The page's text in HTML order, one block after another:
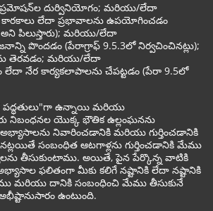
దుర్వినియోగం; మరియు/లేదా
లేదా ప్రభావాలను ఉపయోగించడం
పిలుస్తారు); మరియు/లేదా
పొందడం (పేరాగ్రాఫ్ 9.5.3లో నిర్వచించినట్లు);
తెరవడం; మరియు/లేదా
నేర కార్యకలాపాలను చేపట్టడం (పేరా 9.5లో
పద్ధతులు"గా ఉన్నాయి మరియు
నిబంధనల యొక్క భౌతిక ఉల్లంఘనను
అభ్యాసాలను నివారించడానికి మరియు గుర్తించడానికి
సంబంధిత ఆటగాళ్లను గుర్తించడానికి మేము
తీసుకుంటాము. అయితే, పైన పేర్కొన్న వాటికి
ఫలితంగా మీకు కలిగే నష్టానికి లేదా నష్టానికి
మరియు దానికి సంబంధించి మేము తీసుకునే
ఉంటుంది.